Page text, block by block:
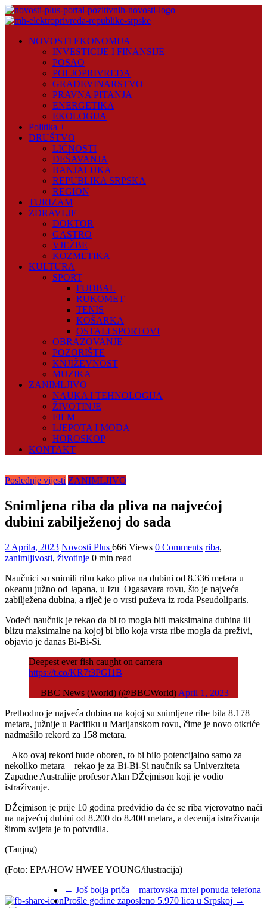
Skip
to
Plus
NOVOSTI EKONOMIJA
INVESTICIJE I FINANSIJE
POSAO
POLJOPRIVREDA
GRAĐEVINARSTVO
PRAVNA PITANJA
ENERGETIKA
EKOLOGIJA
Politika +
DRUŠTVO
LIČNOSTI
DEŠAVANJA
BANJALUKA
REPUBLIKA SRPSKA
REGION
TURIZAM
ZDRAVLJE
DOKTOR
GASTRO
VJEŽBE
KOZMETIKA
KULTURA
SPORT
FUDBAL
RUKOMET
TENIS
KOŠARKA
OSTALI SPORTOVI
OBRAZOVANJE
POZORIŠTE
KNJIŽEVNOST
MUZIKA
ZANIMLJIVO
NAUKA I TEHNOLOGIJA
ŽIVOTINJE
FILM
LJEPOTA I MODA
HOROSKOP
KONTAKT
Poslednje vijesti ZANIMLJIVO
Snimljena riba da pliva na najvećoj
dubini zabilježenoj do sada
2 Aprila, 2023 Novosti Plus 666 Views 0 Comments riba,
zanimljivosti, životinje 0 min read
Naučnici su snimili ribu kako pliva na dubini od 8.336 metara u
okeanu južno od Јapana, u Izu–Ogasavara rovu, što je najveća
zabilježena dubina, a riječ je o vrsti puževa iz roda Pseudoliparis.
Vodeći naučnik je rekao da bi to mogla biti maksimalna dubina ili
blizu maksimalne na kojoj bi bilo koja vrsta ribe mogla da preživi,
objavio je danas Bi-Bi-Si.
Deepest ever fish caught on camera
https://t.co/KR7t3PGI1B
— BBC News (World) (@BBCWorld) April 1, 2023
Prethodno je najveća dubina na kojoj su snimljene ribe bila 8.178
metara, južnije u Pacifiku u Marijanskom rovu, čime je novo otkriće
nadmašilo rekord za 158 metara.
– Ako ovaj rekord bude oboren, to bi bilo potencijalno samo za
nekoliko metara – rekao je za Bi-Bi-Si naučnik sa Univerziteta
Zapadne Australije profesor Alan DŽejmison koji je vodio
istraživanje.
DŽejmison je prije 10 godina predvidio da će se riba vjerovatno naći
na najvećoj dubini od 8.200 do 8.400 metara, a decenija istraživanja
širom svijeta je to potvrdila.
(Tanjug)
(Foto: EPA/HOW HWEE YOUNG/ilustracija)
← Još bolja priča – martovska m:tel ponuda telefona
Prošle godine zaposleno 5.970 lica u Srpskoj →